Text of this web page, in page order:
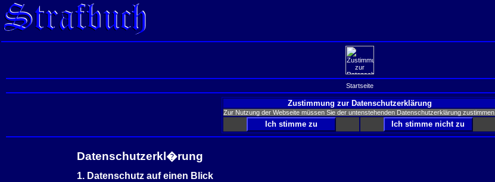
Startseite
Zustimmung zur Datenschutzerklärung
Zur Nutzung der Webseite müssen Sie der untenstehenden Datenschutzerklärung zustimmen.
Datenschutzerkl�rung
1. Datenschutz auf einen Blick